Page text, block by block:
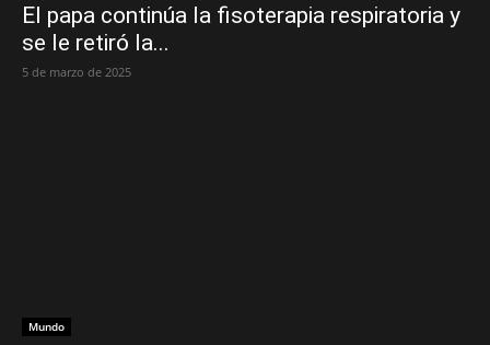
El papa continúa la fisoterapia respiratoria y
se le retiró la...
5 de marzo de 2025
Mundo